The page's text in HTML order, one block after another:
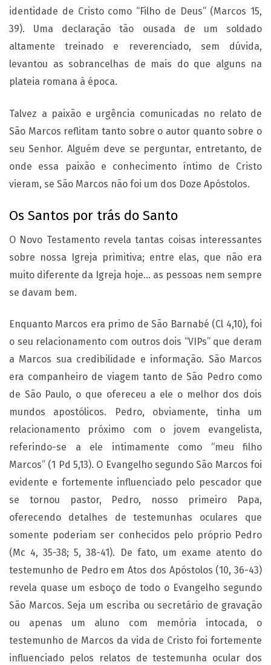
identidade de Cristo como “Filho de Deus” (Marcos 15,
39). Uma declaração tão ousada de um soldado
altamente treinado e reverenciado, sem dúvida,
levantou as sobrancelhas de mais do que alguns na
plateia romana à época.
Talvez a paixão e urgência comunicadas no relato de
São Marcos reflitam tanto sobre o autor quanto sobre o
seu Senhor. Alguém deve se perguntar, entretanto, de
onde essa paixão e conhecimento íntimo de Cristo
vieram, se São Marcos não foi um dos Doze Apóstolos.
Os Santos por trás do Santo
O Novo Testamento revela tantas coisas interessantes
sobre nossa Igreja primitiva; entre elas, que não era
muito diferente da Igreja hoje… as pessoas nem sempre
se davam bem.
Enquanto Marcos era primo de São Barnabé (Cl 4,10), foi
o seu relacionamento com outros dois “VIPs” que deram
a Marcos sua credibilidade e informação. São Marcos
era companheiro de viagem tanto de São Pedro como
de São Paulo, o que ofereceu a ele o melhor dos dois
mundos apostólicos. Pedro, obviamente, tinha um
relacionamento próximo com o jovem evangelista,
referindo-se a ele intimamente como “meu filho
Marcos” (1 Pd 5,13). O Evangelho segundo São Marcos foi
evidente e fortemente influenciado pelo pescador que
se tornou pastor, Pedro, nosso primeiro Papa,
oferecendo detalhes de testemunhas oculares que
somente poderiam ser conhecidos pelo próprio Pedro
(Mc 4, 35-38; 5, 38-41). De fato, um exame atento do
testemunho de Pedro em Atos dos Apóstolos (10, 36-43)
revela quase um esboço de todo o Evangelho segundo
São Marcos. Seja um escriba ou secretário de gravação
ou apenas um aluno com memória intocada, o
testemunho de Marcos da vida de Cristo foi fortemente
influenciado pelos relatos de testemunha ocular dos